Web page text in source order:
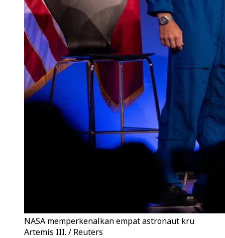
NASA memperkenalkan empat astronaut kru
Artemis III. / Reuters